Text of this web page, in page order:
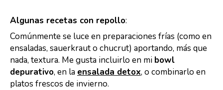
Algunas recetas con repollo:
Comúnmente se luce en preparaciones frías (como en
ensaladas, sauerkraut o chucrut) aportando, más que
nada, textura. Me gusta incluirlo en mi bowl
depurativo, en la ensalada detox, o combinarlo en
platos frescos de invierno.